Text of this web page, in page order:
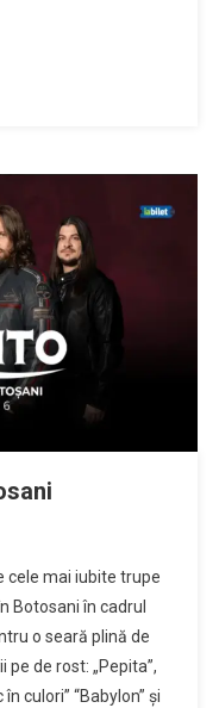
cele mai iubite trupe
Botosani în cadrul
o seară plină de
de rost: „Pepita”,
culori” “Babylon” și